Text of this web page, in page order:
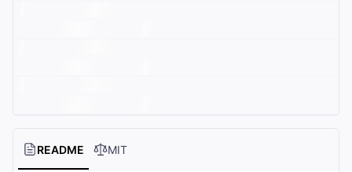
README MIT